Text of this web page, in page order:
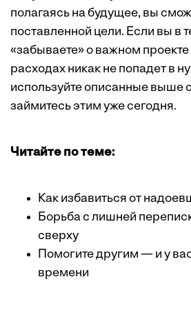
полагаясь на будущее, вы
поставленной цели. Если вы в
«забываете» о важном проекте
расходах никак не попадет в
используйте описанные выше
займитесь этим уже сегодня.
Читайте по теме:
Как избавиться от
Борьба с лишней
сверху
Помогите другим — и у
времени